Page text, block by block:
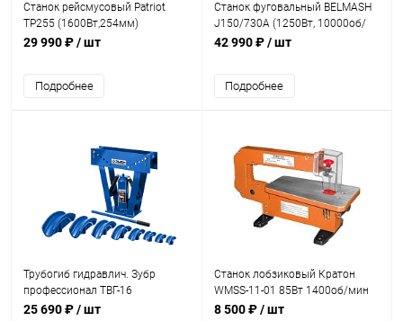
Станок рейсмусовый Patriot
TP255 (1600Вт,254мм)
29 990 ₽/ шт
Подробнее
Станок фуговальный BELMASH
J150/730A (1250Вт, 10000об/
мин, ширина строг155мм, 29кг)
42 990 ₽/ шт
Подробнее
Трубогиб гидравлич. Зубр
профессионал TВГ-16
вертикальный ручной 16т
25 690 ₽/ шт
Станок лобзиковый Кратон
WMSS-11-01 85Вт 1400об/мин
305*190мм
8 500 ₽/ шт